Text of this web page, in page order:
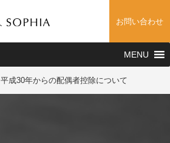
お問い合わせ
MENU
平成30年からの配偶者控除について